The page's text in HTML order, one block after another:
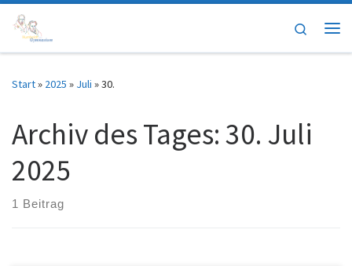
Zum Inhalt springen
Search
Start» 2025 » Juli »30.
Archiv des Tages:30. Juli
2025
1 Beitrag